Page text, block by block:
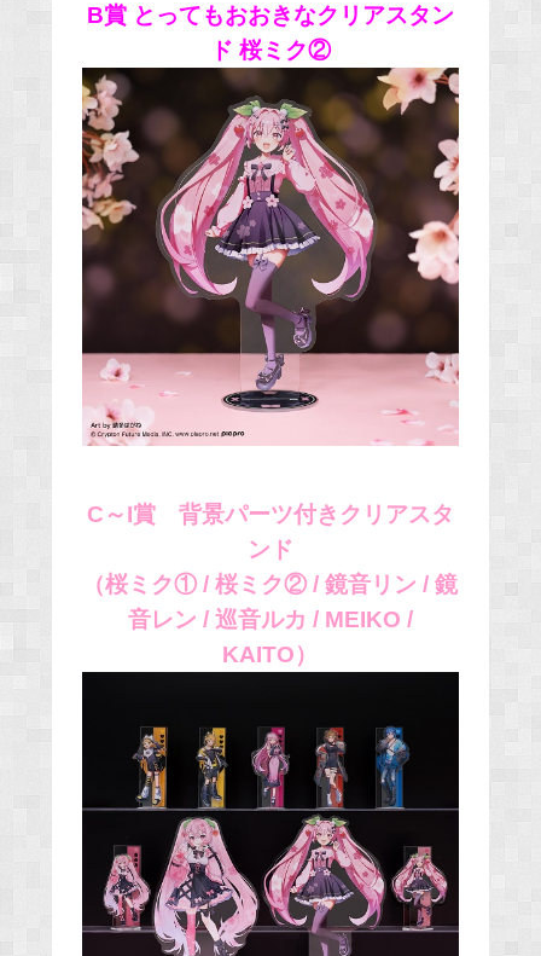
B賞 とってもおおきなクリアスタン
ド 桜ミク②
C～I賞 背景パーツ付きクリアスタ
ンド
（桜ミク① / 桜ミク② / 鏡音リン / 鏡
音レン / 巡音ルカ / MEIKO /
KAITO）